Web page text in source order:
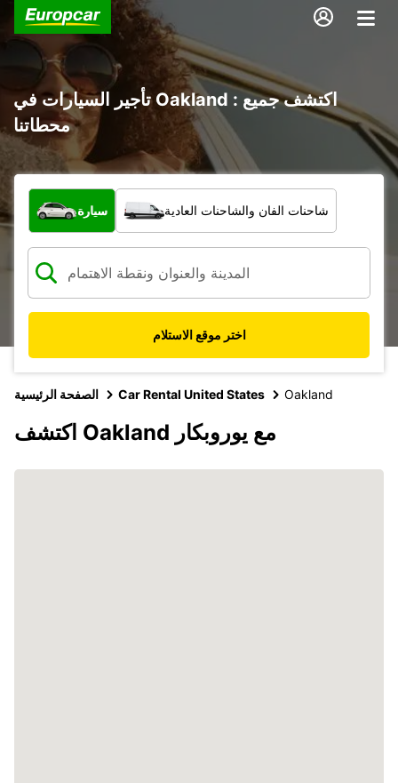
تأجير السيارات في Oakland : اكتشف جميع
محطاتنا
ما نوع المركبة؟
سيارة شاحنات الفان والشاحنات العادية
اختر موقع الاستلام
الصفحة الرئيسية Car Rental United States Oakland
اكتشف Oakland مع يوروبكار